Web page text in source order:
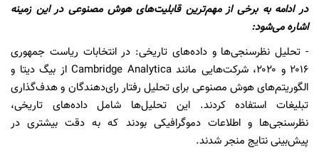
در ادامه به برخی از مهم‌ترین قابلیت‌های هوش مصنوعی در این زمینه
اشاره می‌شود:
- تحلیل نظرسنجی‌ها و داده‌های تاریخی: در انتخابات ریاست جمهوری
۲۰۱۶ و ۲۰۲۰، شرکت‌هایی مانند Cambridge Analytica از بیگ دیتا و
الگوریتم‌های هوش مصنوعی برای تحلیل رفتار رای‌دهندگان و هدف‌گذاری
تبلیغات استفاده کردند. این تحلیل‌ها شامل داده‌های تاریخی،
نظرسنجی‌ها و اطلاعات دموگرافیکی بودند که به دقت بیشتری در
پیش‌بینی نتایج منجر شدند.